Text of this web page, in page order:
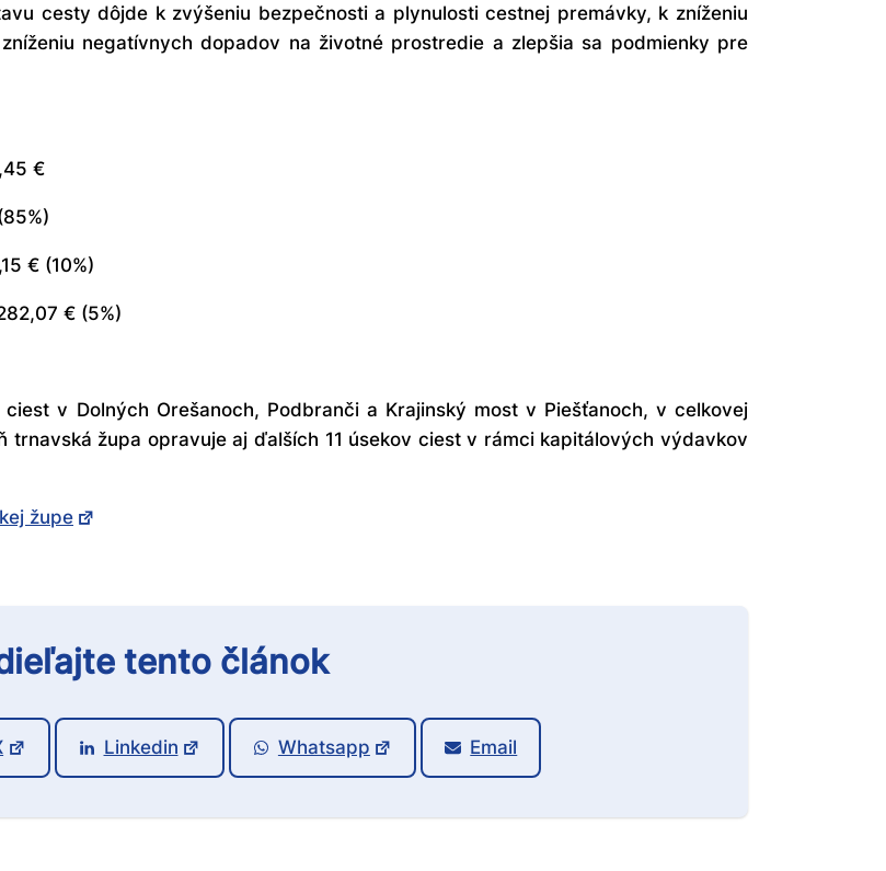
cesty dôjde k zvýšeniu bezpečnosti a plynulosti cestnej premávky, k zníženiu
negatívnych dopadov na životné prostredie a zlepšia sa podmienky pre
€
€ (10%)
€ (5%)
v Dolných Orešanoch, Podbranči a Krajinský most v Piešťanoch, v celkovej
župa opravuje aj ďalších 11 úsekov ciest v rámci kapitálových výdavkov
župe
tento článok
Linkedin Whatsapp Email